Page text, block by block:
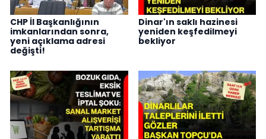
CHP İl Başkanlığının
imkanlarından sonra,
yeni açıklama adresi
değişti!
Dinar'ın saklı hazinesi
yeniden keşfedilmeyi
bekliyor